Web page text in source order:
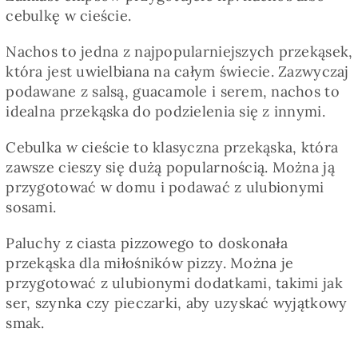
cebulkę w cieście.
Nachos to jedna z najpopularniejszych przekąsek,
która jest uwielbiana na całym świecie. Zazwyczaj
podawane z salsą, guacamole i serem, nachos to
idealna przekąska do podzielenia się z innymi.
Cebulka w cieście to klasyczna przekąska, która
zawsze cieszy się dużą popularnością. Można ją
przygotować w domu i podawać z ulubionymi
sosami.
Paluchy z ciasta pizzowego to doskonała
przekąska dla miłośników pizzy. Można je
przygotować z ulubionymi dodatkami, takimi jak
ser, szynka czy pieczarki, aby uzyskać wyjątkowy
smak.